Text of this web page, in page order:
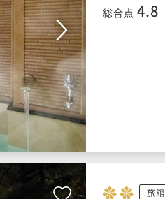
総合点 4.8
旅館